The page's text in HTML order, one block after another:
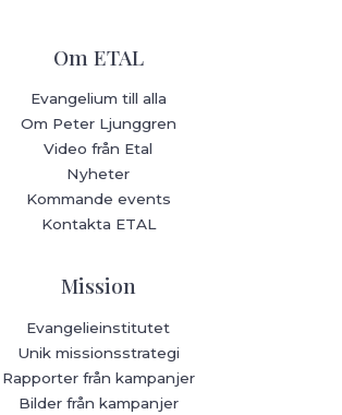
Om ETAL
Evangelium till alla
Om Peter Ljunggren
Video från Etal
Nyheter
Kommande events
Kontakta ETAL
Mission
Evangelieinstitutet
Unik missionsstrategi
Rapporter från kampanjer
Bilder från kampanjer